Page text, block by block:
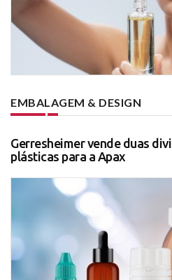
EMBALAGEM & DESIGN
Gerresheimer vende duas
plásticas para a Apax